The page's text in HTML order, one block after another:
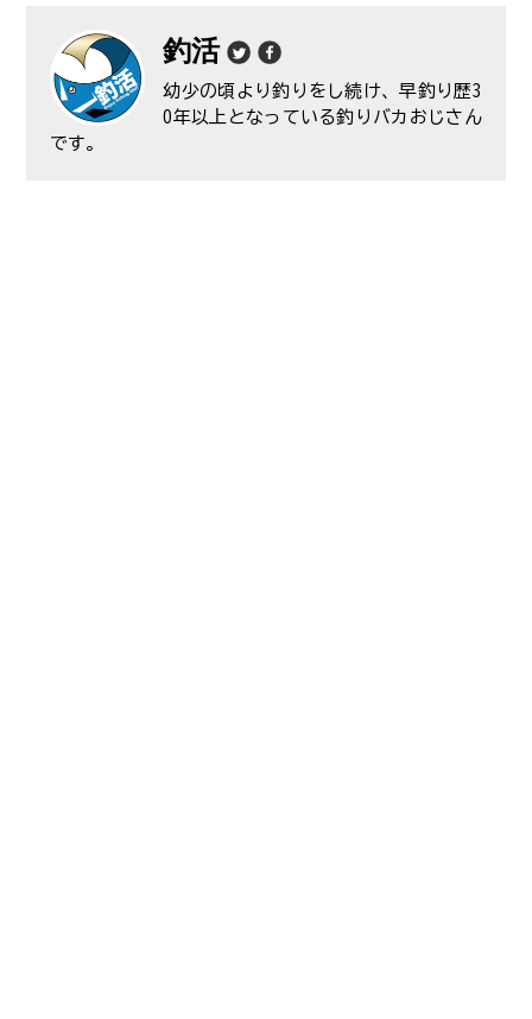
釣活
幼少の頃より釣りをし続け、早釣り歴3
0年以上となっている釣りバカおじさん
です。